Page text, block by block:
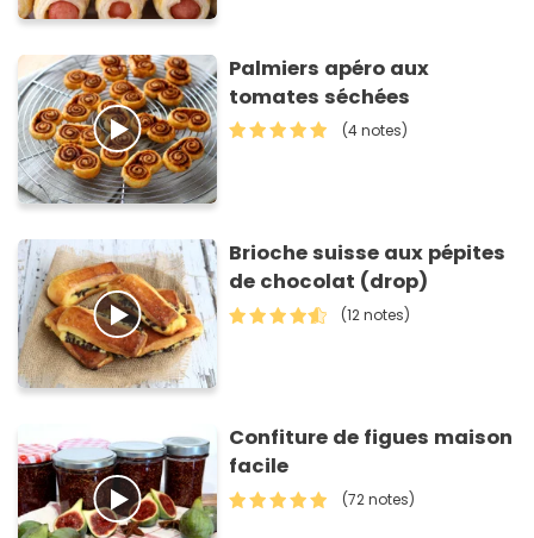
Palmiers apéro aux
tomates séchées
(4 notes)
Brioche suisse aux pépites
de chocolat (drop)
(12 notes)
Confiture de figues maison
facile
(72 notes)